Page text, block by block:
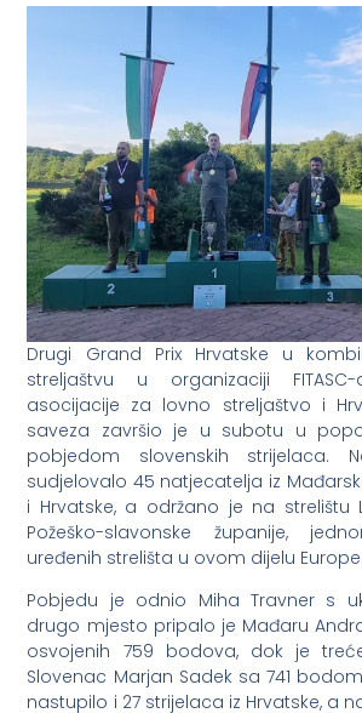
Drugi Grand Prix Hrvatske u
streljaštvu u organizaciji FITASC-
asocijacije za lovno streljaštvo i
saveza završio je u subotu u
pobjedom slovenskih strijelaca.
sudjelovalo 45 natjecatelja iz
i Hrvatske, a održano je na strelištu
Požeško-slavonske županije,
uređenih strelišta u ovom dijelu Europe.
Pobjedu je odnio Miha Travner s
drugo mjesto pripalo je Mađaru
osvojenih 759 bodova, dok je
Slovenac Marjan Sadek sa 741
nastupilo i 27 strijelaca iz Hrvatske, a